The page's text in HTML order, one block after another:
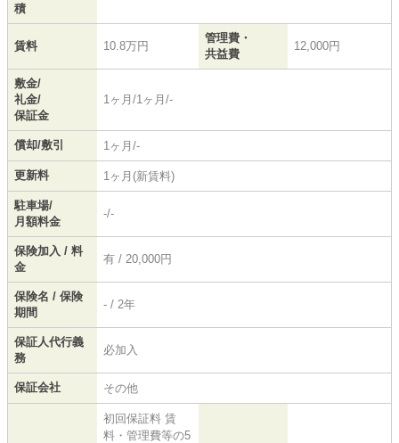
積
賃料 10.8万円
管理費・
共益費
12,000円
敷金/
礼金/
保証金
1ヶ月/1ヶ月/-
償却/敷引 1ヶ月/-
更新料 1ヶ月(新賃料)
駐車場/
月額料金
-/-
保険加入 / 料
金
有 / 20,000円
保険名 / 保険
期間
- / 2年
保証人代行義
務
必加入
保証会社 その他
初回保証料 賃
料・管理費等の5